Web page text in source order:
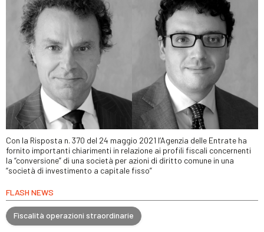
Con la Risposta n. 370 del 24 maggio 2021 l’Agenzia delle Entrate ha
fornito importanti chiarimenti in relazione ai profili fiscali concernenti
la “conversione” di una società per azioni di diritto comune in una
“società di investimento a capitale fisso”
FLASH NEWS
Fiscalità operazioni straordinarie